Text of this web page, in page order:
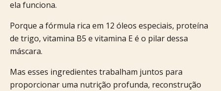
ela funciona.
Porque a fórmula rica em 12 óleos especiais, proteína
de trigo, vitamina B5 e vitamina E é o pilar dessa
máscara.
Mas esses ingredientes trabalham juntos para
proporcionar uma nutrição profunda, reconstrução